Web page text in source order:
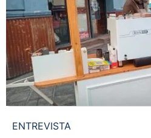
ENTREVISTA